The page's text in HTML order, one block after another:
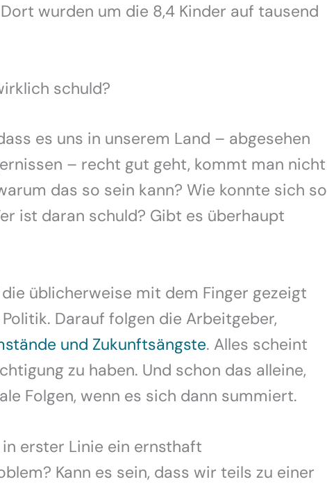
wurden um die 8,4 Kinder auf tausend
schuld?
es uns in unserem Land – abgesehen
– recht gut geht, kommt man nicht
das so sein kann? Wie konnte sich so
ist daran schuld? Gibt es überhaupt
üblicherweise mit dem Finger gezeigt
Darauf folgen die Arbeitgeber,
und Zukunftsängste. Alles scheint
zu haben. Und schon das alleine,
Folgen, wenn es sich dann summiert.
erster Linie ein ernsthaft
Kann es sein, dass wir teils zu einer